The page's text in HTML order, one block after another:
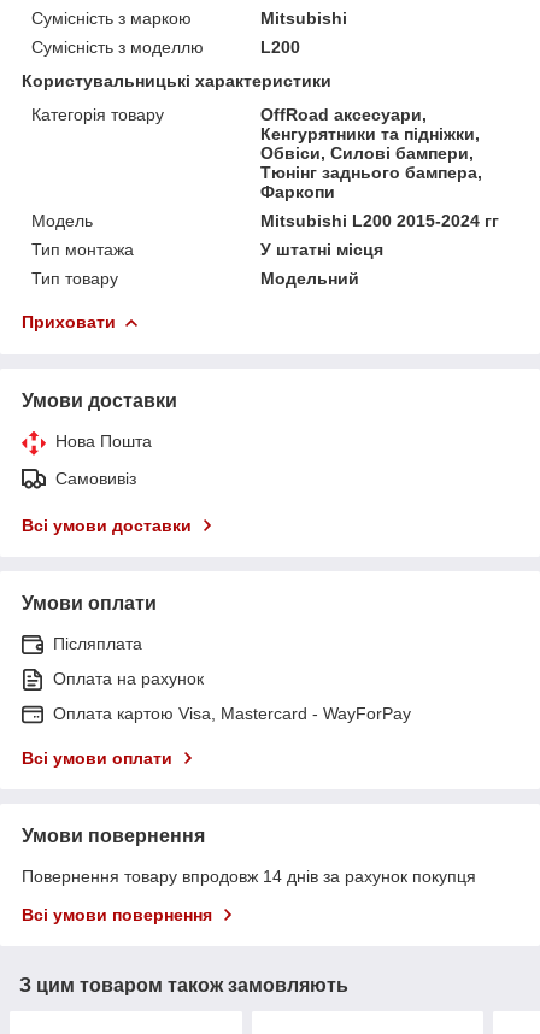
Сумісність з маркою
Mitsubishi
Сумісність з моделлю
L200
Користувальницькі характеристики
Категорія товару
OffRoad аксесуари,
Кенгурятники та підніжки,
Обвіси, Силові бампери,
Тюнінг заднього бампера,
Фаркопи
Мoдель
Mitsubishi L200 2015-2024 гг
Тип монтажа
У штатні місця
Тип товару
Модельний
Приховати
Умови доставки
Нова Пошта
Самовивіз
Всі умови доставки
Умови оплати
Післяплата
Оплата на рахунок
Оплата картою Visa, Mastercard - WayForPay
Всі умови оплати
Умови повернення
Повернення товару впродовж 14 днів за рахунок покупця
Всі умови повернення
З цим товаром також замовляють